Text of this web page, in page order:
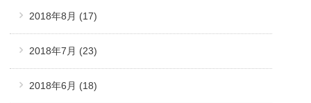
2018年8月 (17)
2018年7月 (23)
2018年6月 (18)